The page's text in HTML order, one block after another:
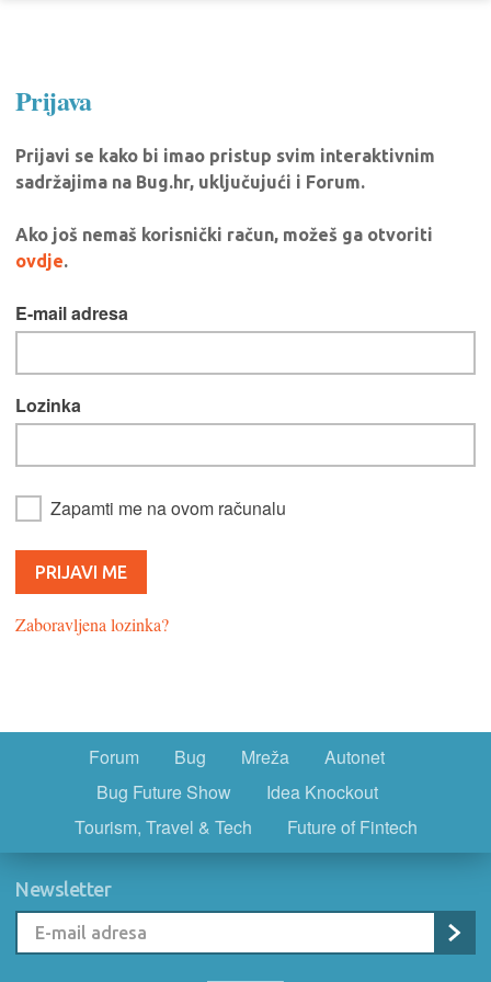
Prijava
Prijavi se kako bi imao pristup svim interaktivnim
sadržajima na Bug.hr, uključujući i Forum.
Ako još nemaš korisnički račun, možeš ga otvoriti
ovdje.
E-mail adresa
Lozinka
Zapamti me na ovom računalu
Zaboravljena lozinka?
Forum Bug Mreža
Autonet
Bug Future Show
Idea Knockout
Tourism, Travel & Tech
Future of Fintech
Newsletter